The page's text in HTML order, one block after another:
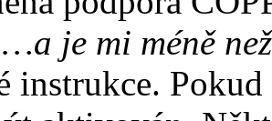
…a je mi méně
instrukce.